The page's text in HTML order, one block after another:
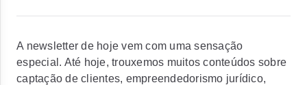
A newsletter de hoje vem com uma sensação
especial. Até hoje, trouxemos muitos conteúdos sobre
captação de clientes, empreendedorismo jurídico,